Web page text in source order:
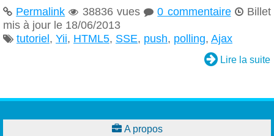
 Permalink  38836 vues 0 commentaire Billet
mis à jour le 18/06/2013
 tutoriel , Yii, HTML5, SSE, push, polling, Ajax
 Lire la suite
A propos